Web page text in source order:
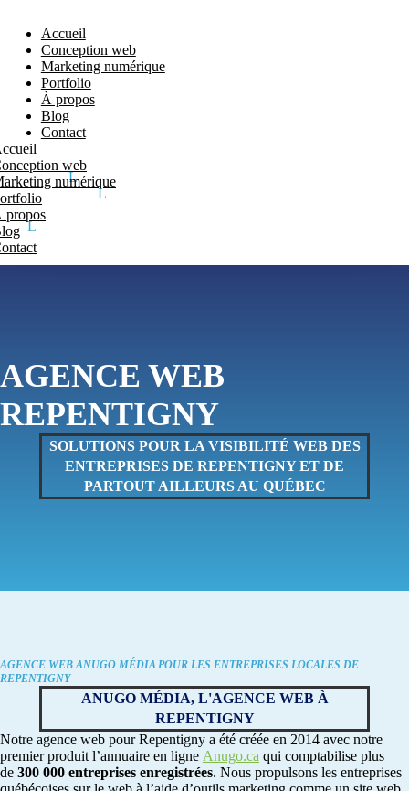
Accueil
Conception web
Marketing numérique
Portfolio
À propos
Blog
Contact
web
numérique
propos
AGENCE WEB
REPENTIGNY
SOLUTIONS POUR LA VISIBILITÉ WEB DES
ENTREPRISES DE REPENTIGNY ET DE
PARTOUT AILLEURS AU QUÉBEC
AGENCE WEB ANUGO MÉDIA POUR LES ENTREPRISES LOCALES DE
REPENTIGNY
ANUGO MÉDIA, L'AGENCE WEB À
REPENTIGNY
Notre agence web pour Repentigny a été créée en 2014 avec notre
premier produit l’annuaire en ligne Anugo.ca qui comptabilise plus
de 300 000 entreprises enregistrées. Nous propulsons les entreprises